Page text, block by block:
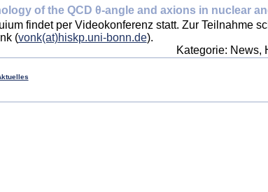
of the QCD θ-angle and axions in nuclear
findet per Videokonferenz statt. Zur Teilnahme
(vonk(at)hiskp.uni-bonn.de).
Kategorie: News,